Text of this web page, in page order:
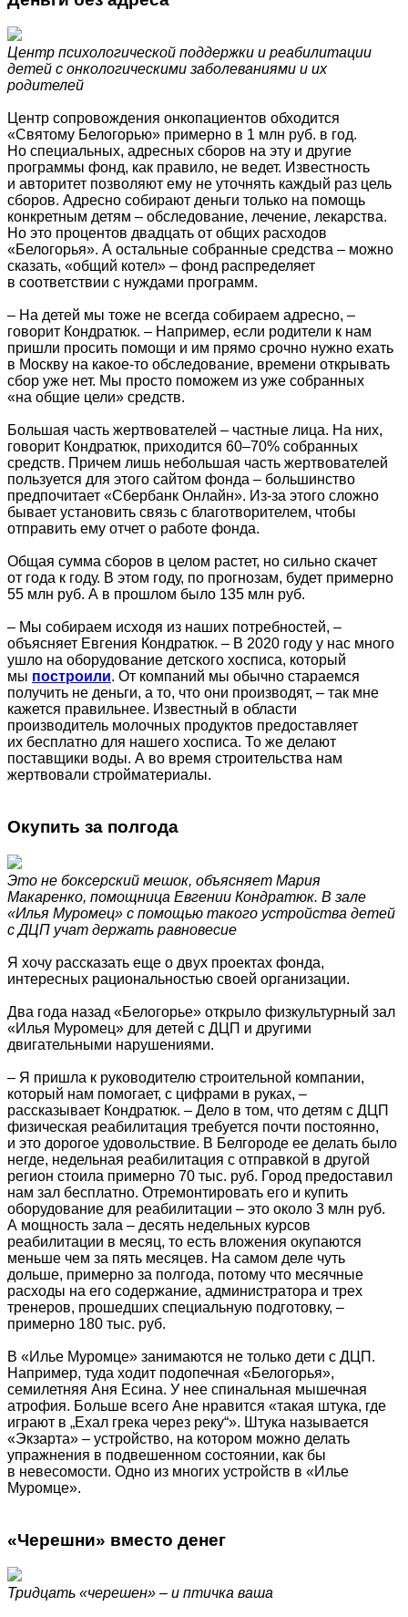
Центр психологической поддержки и реабилитации
детей с онкологическими заболеваниями и их
родителей
Центр сопровождения онкопациентов обходится
«Святому Белогорью» примерно в 1 млн руб. в год.
Но специальных, адресных сборов на эту и другие
программы фонд, как правило, не ведет. Известность
и авторитет позволяют ему не уточнять каждый раз цель
сборов. Адресно собирают деньги только на помощь
конкретным детям – обследование, лечение, лекарства.
Но это процентов двадцать от общих расходов
«Белогорья». А остальные собранные средства – можно
сказать, «общий котел» – фонд распределяет
в соответствии с нуждами программ.
– На детей мы тоже не всегда собираем адресно, –
говорит Кондратюк. – Например, если родители к нам
пришли просить помощи и им прямо срочно нужно ехать
в Москву на какое-то обследование, времени открывать
сбор уже нет. Мы просто поможем из уже собранных
«на общие цели» средств.
Большая часть жертвователей – частные лица. На них,
говорит Кондратюк, приходится 60–70% собранных
средств. Причем лишь небольшая часть жертвователей
пользуется для этого сайтом фонда – большинство
предпочитает «Сбербанк Онлайн». Из-за этого сложно
бывает установить связь с благотворителем, чтобы
отправить ему отчет о работе фонда.
Общая сумма сборов в целом растет, но сильно скачет
от года к году. В этом году, по прогнозам, будет примерно
55 млн руб. А в прошлом было 135 млн руб.
– Мы собираем исходя из наших потребностей, –
объясняет Евгения Кондратюк. – В 2020 году у нас много
ушло на оборудование детского хосписа, который
мы построили. От компаний мы обычно стараемся
получить не деньги, а то, что они производят, – так мне
кажется правильнее. Известный в области
производитель молочных продуктов предоставляет
их бесплатно для нашего хосписа. То же делают
поставщики воды. А во время строительства нам
жертвовали стройматериалы.
Окупить за полгода
Это не боксерский мешок, объясняет Мария
Макаренко, помощница Евгении Кондратюк. В зале
«Илья Муромец» с помощью такого устройства детей
с ДЦП учат держать равновесие
Я хочу рассказать еще о двух проектах фонда,
интересных рациональностью своей организации.
Два года назад «Белогорье» открыло физкультурный зал
«Илья Муромец» для детей с ДЦП и другими
двигательными нарушениями.
– Я пришла к руководителю строительной компании,
который нам помогает, с цифрами в руках, –
рассказывает Кондратюк. – Дело в том, что детям с ДЦП
физическая реабилитация требуется почти постоянно,
и это дорогое удовольствие. В Белгороде ее делать было
негде, недельная реабилитация с отправкой в другой
регион стоила примерно 70 тыс. руб. Город предоставил
нам зал бесплатно. Отремонтировать его и купить
оборудование для реабилитации – это около 3 млн руб.
А мощность зала – десять недельных курсов
реабилитации в месяц, то есть вложения окупаются
меньше чем за пять месяцев. На самом деле чуть
дольше, примерно за полгода, потому что месячные
расходы на его содержание, администратора и трех
тренеров, прошедших специальную подготовку, –
примерно 180 тыс. руб.
В «Илье Муромце» занимаются не только дети с ДЦП.
Например, туда ходит подопечная «Белогорья»,
семилетняя Аня Есина. У нее спинальная мышечная
атрофия. Больше всего Ане нравится «такая штука, где
играют в „Ехал грека через реку“». Штука называется
«Экзарта» – устройство, на котором можно делать
упражнения в подвешенном состоянии, как бы
в невесомости. Одно из многих устройств в «Илье
Муромце».
«Черешни» вместо денег
Тридцать «черешен» – и птичка ваша